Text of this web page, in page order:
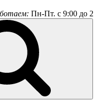
Пн-Пт. с 9:00 до